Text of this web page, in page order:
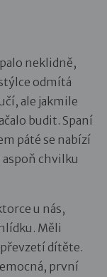
neklidně,
odmítá
ale jakmile
budit. Spaní
páté se nabízí
chvilku
u nás,
Měli
dítěte.
první